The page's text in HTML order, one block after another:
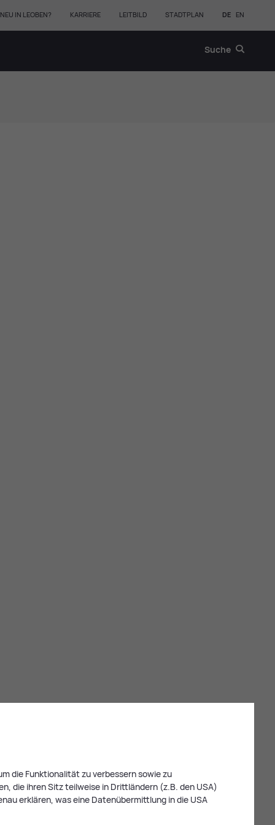
Suche
NEU IN LEOBEN? KARRIERE LEITBILD STADTPLAN DE EN
die Funktionalität zu verbessern sowie zu
die ihren Sitz teilweise in Drittländern (z.B. den USA)
erklären, was eine Datenübermittlung in die USA